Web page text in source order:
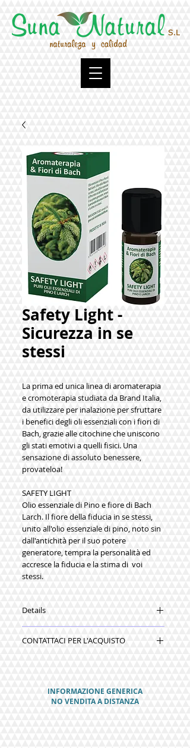
Safety Light -
Sicurezza in se
stessi
La prima ed unica linea di aromaterapia
e cromoterapia studiata da Brand Italia,
da utilizzare per inalazione per sfruttare
i benefici degli oli essenziali con i fiori di
Bach, grazie alle citochine che uniscono
gli stati emotivi a quelli fisici. Una
sensazione di assoluto benessere,
provateloa!
SAFETY LIGHT
Olio essenziale di Pino e fiore di Bach
Larch. Il fiore della fiducia in se stessi,
unito all'olio essenziale di pino, noto sin
dall'antichità per il suo potere
generatore, tempra la personalità ed
accresce la fiducia e la stima di  voi
stessi.
Details
Capacità: 10 ml
CONTATTACI PER L'ACQUISTO
INFORMAZIONE GENERICA
NO VENDITA A DISTANZA